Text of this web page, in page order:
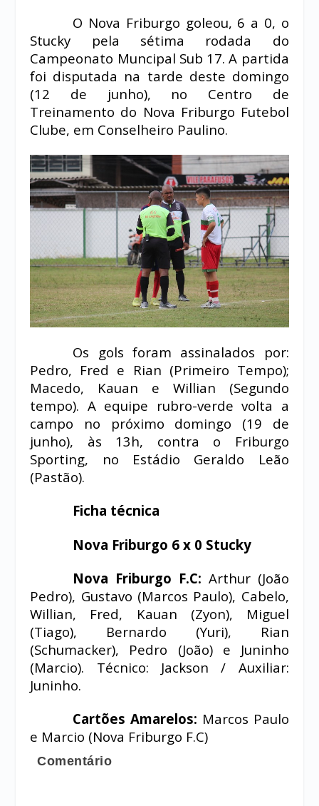
O Nova Friburgo goleou, 6 a 0, o
Stucky pela sétima rodada do
Campeonato Muncipal Sub 17. A partida
foi disputada na tarde deste domingo
(12 de junho), no Centro de
Treinamento do Nova Friburgo Futebol
Clube, em Conselheiro Paulino.
Os gols foram assinalados por:
Pedro, Fred e Rian (Primeiro Tempo);
Macedo, Kauan e Willian (Segundo
tempo). A equipe rubro-verde volta a
campo no próximo domingo (19 de
junho), às 13h, contra o Friburgo
Sporting, no Estádio Geraldo Leão
(Pastão).
Ficha técnica
Nova Friburgo 6 x 0 Stucky
Nova Friburgo F.C: Arthur (João
Pedro), Gustavo (Marcos Paulo), Cabelo,
Willian, Fred, Kauan (Zyon), Miguel
(Tiago), Bernardo (Yuri), Rian
(Schumacker), Pedro (João) e Juninho
(Marcio). Técnico: Jackson / Auxiliar:
Juninho.
Cartões Amarelos: Marcos Paulo
e Marcio (Nova Friburgo F.C)
Comentário